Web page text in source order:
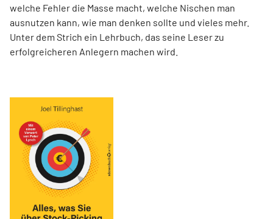
welche Fehler die Masse macht, welche Nischen man
ausnutzen kann, wie man denken sollte und vieles mehr.
Unter dem Strich ein Lehrbuch, das seine Leser zu
erfolgreicheren Anlegern machen wird.